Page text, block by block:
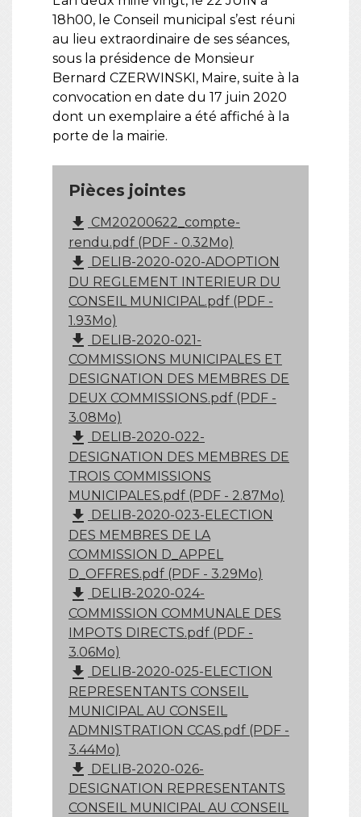
18h00, le Conseil municipal s’est réuni
au lieu extraordinaire de ses séances,
sous la présidence de Monsieur
Bernard CZERWINSKI, Maire, suite à la
convocation en date du 17 juin 2020
dont un exemplaire a été affiché à la
porte de la mairie.
Pièces jointes
file_download CM20200622_compte-
rendu.pdf (PDF - 0.32Mo)
file_download DELIB-2020-020-ADOPTION
DU REGLEMENT INTERIEUR DU
CONSEIL MUNICIPAL.pdf (PDF -
1.93Mo)
file_download DELIB-2020-021-
COMMISSIONS MUNICIPALES ET
DESIGNATION DES MEMBRES DE
DEUX COMMISSIONS.pdf (PDF -
3.08Mo)
file_download
DELIB-2020-022-
DESIGNATION DES MEMBRES DE
TROIS COMMISSIONS
MUNICIPALES.pdf (PDF - 2.87Mo)
file_download
DELIB-2020-023-ELECTION
DES MEMBRES DE LA
COMMISSION D_APPEL
D_OFFRES.pdf (PDF - 3.29Mo)
file_download DELIB-2020-024-
COMMISSION COMMUNALE DES
IMPOTS DIRECTS.pdf (PDF -
3.06Mo)
file_download DELIB-2020-025-ELECTION
REPRESENTANTS CONSEIL
MUNICIPAL AU CONSEIL
ADMNISTRATION CCAS.pdf (PDF -
3.44Mo)
file_download DELIB-2020-026-
DESIGNATION REPRESENTANTS
CONSEIL MUNICIPAL AU CONSEIL